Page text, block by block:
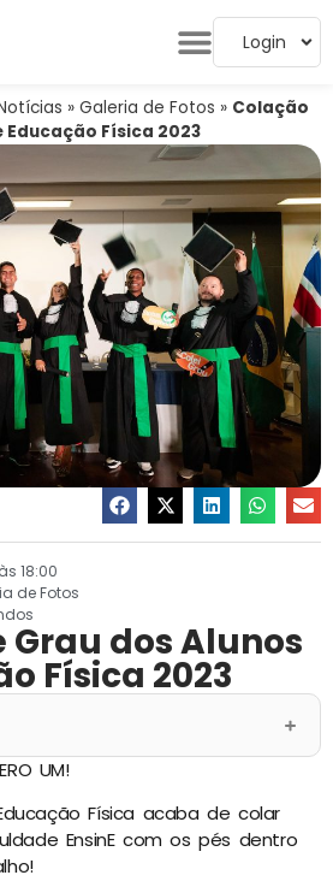
Login
» Galeria de Fotos » Colação
Educação Física 2023
18:00
de Fotos
Grau dos Alunos
Física 2023
UM!
Física acaba de colar
EnsinE com os pés dentro